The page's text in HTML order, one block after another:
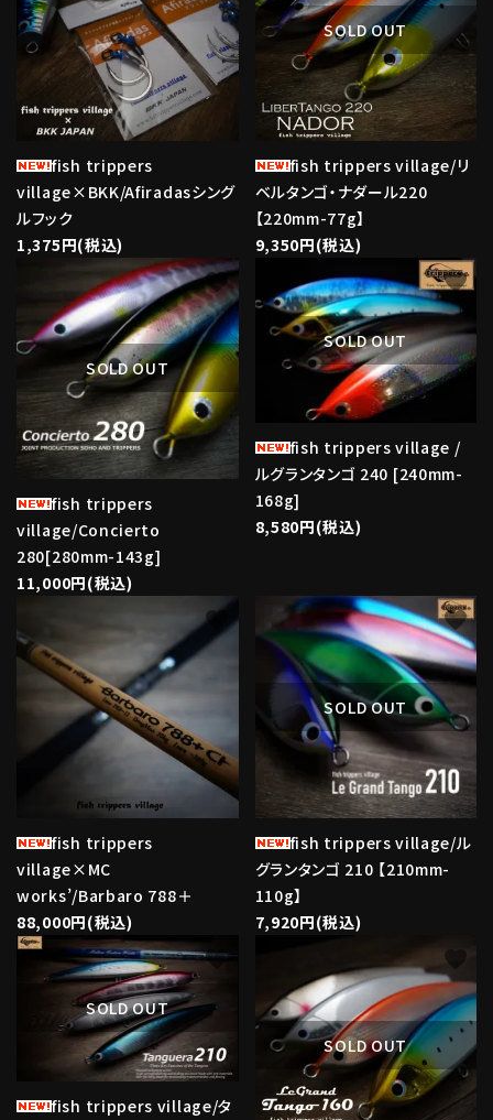
fish trippers
village×BKK/Afiradasシング
ルフック
1,375円(税込)
SOLD OUT
fish trippers village/リ
ベルタンゴ・ナダール220
【220mm-77g】
9,350円(税込)
SOLD OUT
fish trippers
village/Concierto
280[280mm-143g]
11,000円(税込)
favorite
SOLD OUT
fish trippers village /
ルグランタンゴ 240 [240mm-
168g]
8,580円(税込)
favorite
fish trippers
village×MC
works’/Barbaro 788＋
88,000円(税込)
favorite
SOLD OUT
fish trippers village/ル
グランタンゴ 210 【210mm-
110g】
7,920円(税込)
favorite
SOLD OUT
fish trippers village/タ
favorite
SOLD OUT
favorite